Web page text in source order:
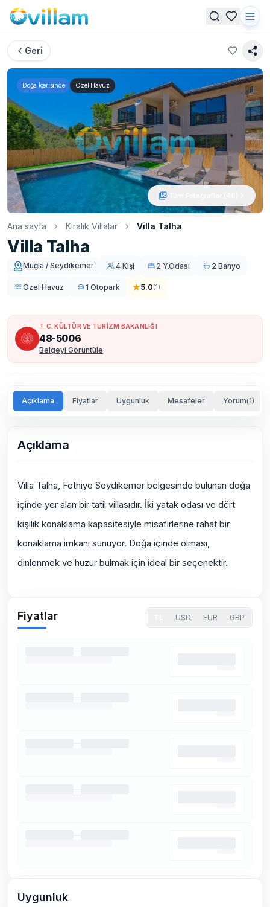
Geri
Doğa İçerisinde Özel Havuz
Ana sayfa Kiralık Villalar Villa Talha
Villa Talha
Muğla / Seydikemer 4 Kişi 2 Y.Odası 2 Banyo
Özel Havuz 1 Otopark ★5.0(1)
T.C. KÜLTÜR VE TURİZM BAKANLIĞI
48-5006
Belgeyi Görüntüle
Açıklama Fiyatlar Uygunluk Mesafeler Yorum(1)
Açıklama
Villa Talha, Fethiye Seydikemer bölgesinde bulunan doğa
içinde yer alan bir tatil villasıdır. İki yatak odası ve dört
kişilik konaklama kapasitesiyle misafirlerine rahat bir
konaklama imkanı sunuyor. Doğa içinde olması,
dinlenmek ve huzur bulmak için ideal bir seçenektir.
Fiyatlar USD EUR GBP
Uygunluk